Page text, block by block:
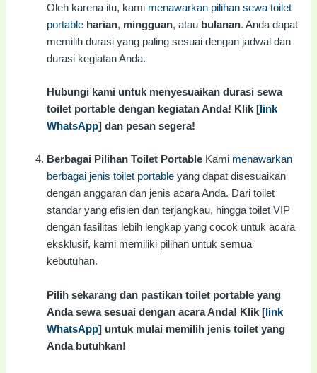
Oleh karena itu, kami menawarkan pilihan sewa toilet
portable harian, mingguan, atau bulanan. Anda dapat
memilih durasi yang paling sesuai dengan jadwal dan
durasi kegiatan Anda.
Hubungi kami untuk menyesuaikan durasi sewa
toilet portable dengan kegiatan Anda! Klik [ link
WhatsApp] dan pesan segera!
Berbagai Pilihan Toilet Portable Kami menawarkan
berbagai jenis toilet portable yang dapat disesuaikan
dengan anggaran dan jenis acara Anda. Dari toilet
standar yang efisien dan terjangkau, hingga toilet VIP
dengan fasilitas lebih lengkap yang cocok untuk acara
eksklusif, kami memiliki pilihan untuk semua
kebutuhan.
Pilih sekarang dan pastikan toilet portable yang
Anda sewa sesuai dengan acara Anda! Klik [link
WhatsApp] untuk mulai memilih jenis toilet yang
Anda butuhkan!